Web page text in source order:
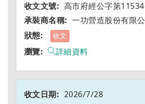
高市府經公字第
一功營造股份有限
收文
詳細資料
2026/7/28